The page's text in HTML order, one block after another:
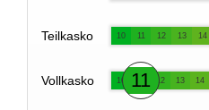
Teilkasko 10 11 12 13 14
Vollkasko 10 11 12 13 14